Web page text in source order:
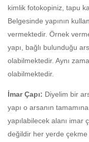
kimlik fotokopiniz, tapu
Belgesinde yapının
vermektedir. Örnek
yapı, bağlı bulunduğu
olabilmektedir. Aynı
olabilmektedir.
İmar Çapı: Diyelim bir
yapı o arsanın
yapılabilecek alanı imar
değildir her yerde